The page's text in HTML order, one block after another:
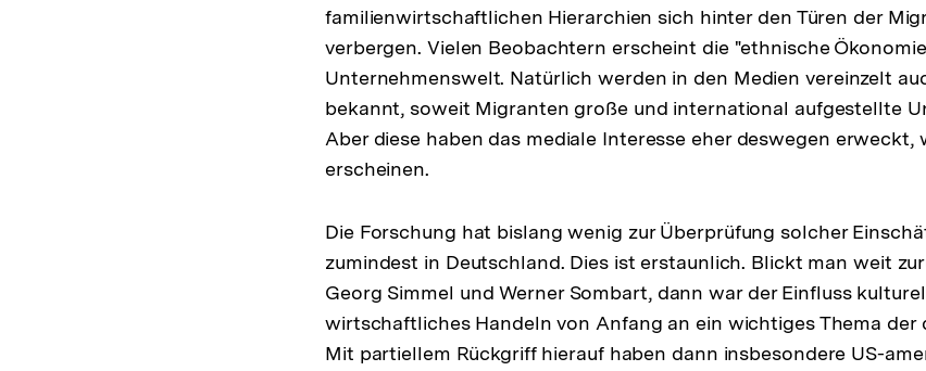
familienwirtschaftlichen Hierarchien sich hinter den Türen der
verbergen. Vielen Beobachtern erscheint die "ethnische
Unternehmenswelt. Natürlich werden in den Medien vereinzelt
bekannt, soweit Migranten große und international aufgestellte
Aber diese haben das mediale Interesse eher deswegen erweckt,
erscheinen.
Die Forschung hat bislang wenig zur Überprüfung solcher
zumindest in Deutschland. Dies ist erstaunlich. Blickt man weit
Georg Simmel und Werner Sombart, dann war der Einfluss
wirtschaftliches Handeln von Anfang an ein wichtiges Thema der
Mit partiellem Rückgriff hierauf haben dann insbesondere US-